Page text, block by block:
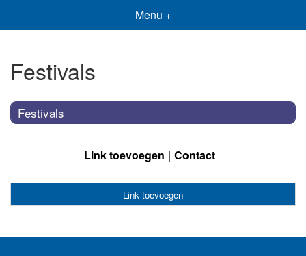
Menu +
Festivals
Festivals
Link toevoegen Contact
Link toevoegen